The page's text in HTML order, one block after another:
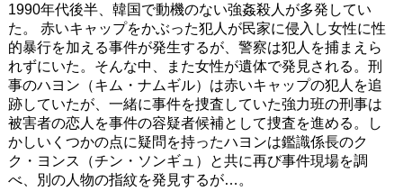
1990年代後半、韓国で動機のない強姦殺人が多発してい
た。 赤いキャップをかぶった犯人が民家に侵入し女性に性
的暴行を加える事件が発生するが、警察は犯人を捕まえら
れずにいた。そんな中、また女性が遺体で発見される。刑
事のハヨン（キム・ナムギル）は赤いキャップの犯人を追
跡していたが、一緒に事件を捜査していた強力班の刑事は
被害者の恋人を事件の容疑者候補として捜査を進める。し
かしいくつかの点に疑問を持ったハヨンは鑑識係長のク
ク・ヨンス（チン・ソンギュ）と共に再び事件現場を調
べ、別の人物の指紋を発見するが…。